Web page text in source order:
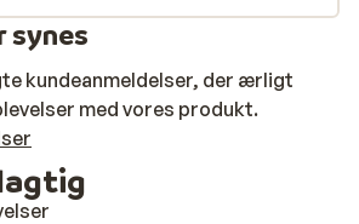
synes
kundeanmeldelser, der ærligt
med vores produkt.